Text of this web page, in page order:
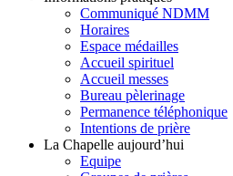
Communiqué NDMM
Horaires
Espace médailles
Accueil spirituel
Accueil messes
Bureau pèlerinage
Permanence téléphonique
Intentions de prière
La Chapelle aujourd’hui
Equipe